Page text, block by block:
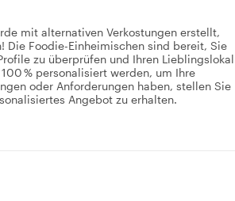
mit alternativen Verkostungen erstellt,
Die Foodie-Einheimischen sind bereit, Sie
zu überprüfen und Ihren Lieblingslokal
% personalisiert werden, um Ihre
oder Anforderungen haben, stellen Sie
Angebot zu erhalten.